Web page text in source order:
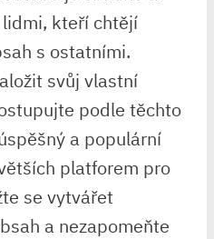
kteří chtějí
s ostatními.
svůj vlastní
podle těchto
a populární
platforem pro
se vytvářet
a nezapomeňte